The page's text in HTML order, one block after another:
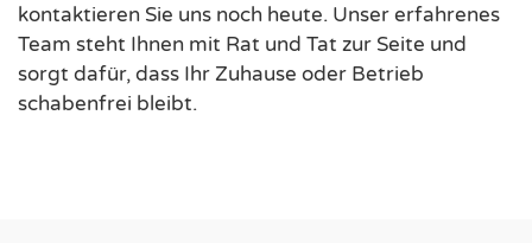
kontaktieren Sie uns noch heute. Unser erfahrenes
Team steht Ihnen mit Rat und Tat zur Seite und
sorgt dafür, dass Ihr Zuhause oder Betrieb
schabenfrei bleibt.